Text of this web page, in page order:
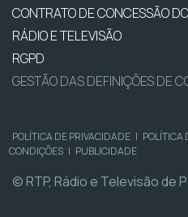
CONTRATO DE CONCESSÃO
RÁDIO E TELEVISÃO
RGPD
GESTÃO DAS DEFINIÇÕES DE
POLÍTICA DE PRIVACIDADE | POLÍTICA
CONDIÇÕES | PUBLICIDADE
© RTP, Rádio e Televisão de